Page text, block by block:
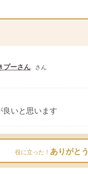
プーさん さん
良いと思います
役に立った！ ありがとう